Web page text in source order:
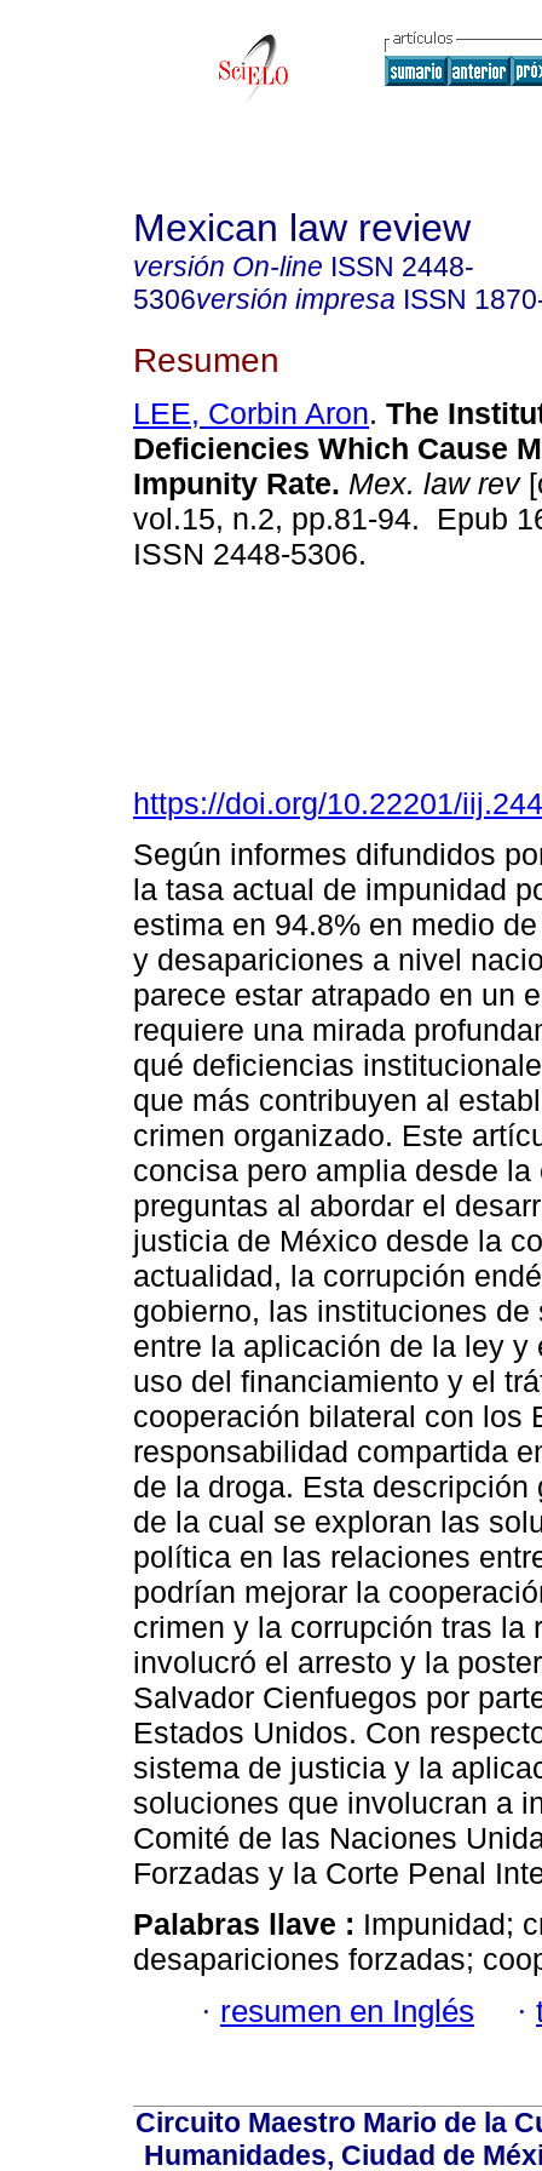
Mexican law review
versión On-line ISSN 2448-
5306versión impresa ISSN
Resumen
LEE, Corbin Aron. The
Deficiencies Which Cause
Impunity Rate. Mex. law rev
vol.15, n.2, pp.81-94. Epub
ISSN 2448-5306.
https://doi.org/10.22201/
Según informes difundidos
la tasa actual de impunidad
estima en 94.8% en medio
y desapariciones a nivel
parece estar atrapado en un
requiere una mirada
qué deficiencias
que más contribuyen al
crimen organizado. Este
concisa pero amplia desde
preguntas al abordar el
justicia de México desde la
actualidad, la corrupción
gobierno, las instituciones
entre la aplicación de la ley
uso del financiamiento y el
cooperación bilateral con los
responsabilidad compartida
de la droga. Esta
de la cual se exploran las
política en las relaciones
podrían mejorar la
crimen y la corrupción tras la
involucró el arresto y la
Salvador Cienfuegos por
Estados Unidos. Con
sistema de justicia y la
soluciones que involucran a
Comité de las Naciones
Forzadas y la Corte Penal
Palabras llave : Impunidad;
desapariciones forzadas;
· resumen en Inglés ·
Circuito Maestro Mario de la
Humanidades, Ciudad de